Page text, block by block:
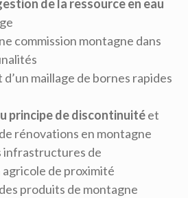
de la ressource en eau
commission montagne dans
maillage de bornes rapides
principe de discontinuitéet
rénovations en montagne
infrastructures de
de proximité
produits de montagne